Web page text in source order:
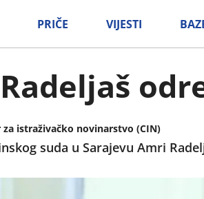
PRIČE VIJESTI
za istraživačko novinarstvo (CIN)
suda u Sarajevu Amri